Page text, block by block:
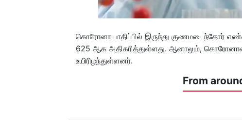
கொரோனா பாதிப்பில் இருந்து குணமடைந்தோர்
625 ஆக அதிகரித்துள்ளது. ஆனாலும்,
உயிரிழந்துள்ளனர்.
From